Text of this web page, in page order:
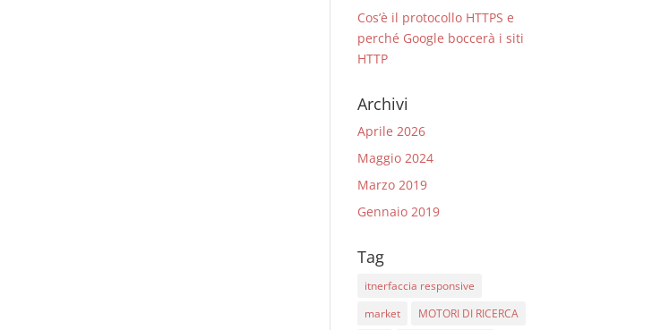
Cos’è il protocollo HTTPS e
perché Google boccerà i siti
HTTP
Archivi
Aprile 2026
Maggio 2024
Marzo 2019
Gennaio 2019
Tag
itnerfaccia responsive
market
MOTORI DI RICERCA